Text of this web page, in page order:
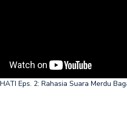
Eps. 2: Rahasia Suara Merdu